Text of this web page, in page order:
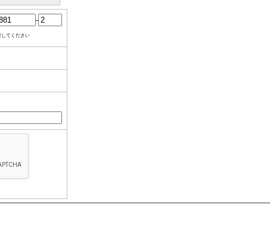
-
てください